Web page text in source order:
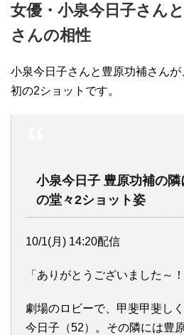
女優・小泉今日子さん
さんの相性
小泉今日子さんと豊原功補さん
初の2ショットです。
小泉今日子 豊原功補の
の堂々2ショット姿
10/1(月) 14:20配信
「ありがとうございました～！
劇場のロビーで、甲斐甲斐し
今日子（52）。その隣には豊